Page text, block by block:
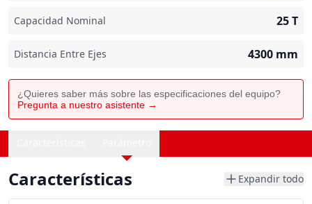
Capacidad Nominal 25T
Distancia Entre Ejes 4300 mm
¿Quieres saber más sobre las especificaciones del equipo?
Pregunta a nuestro asistente →
Características Expandir todo